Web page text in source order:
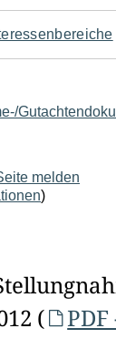
melden
)
(